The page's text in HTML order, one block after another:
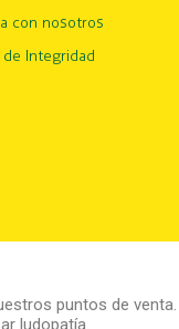
con nosotros
de Integridad
puntos de venta.
ludopatía.